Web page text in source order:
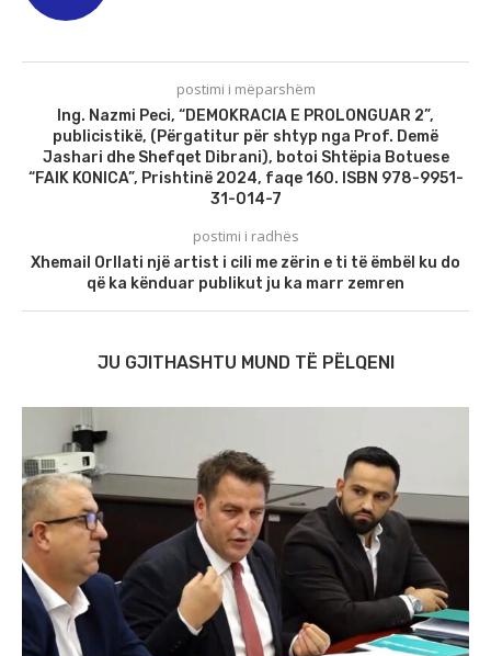
postimi i mëparshëm
Ing. Nazmi Peci, “DEMOKRACIA E PROLONGUAR 2”,
publicistikë, (Përgatitur për shtyp nga Prof. Demë
Jashari dhe Shefqet Dibrani), botoi Shtëpia Botuese
“FAIK KONICA”, Prishtinë 2024, faqe 160. ISBN 978-9951-
31-014-7
postimi i radhës
Xhemail Orllati një artist i cili me zërin e ti të ëmbël ku do
që ka kënduar publikut ju ka marr zemren
JU GJITHASHTU MUND TË PËLQENI